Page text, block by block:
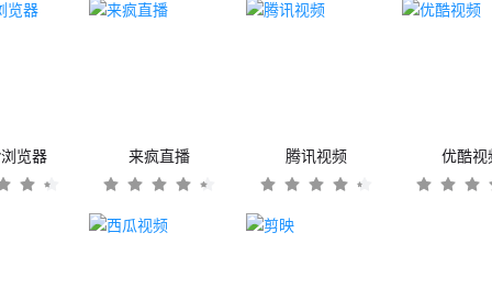
览器 来疯直播 腾讯视频 优酷视